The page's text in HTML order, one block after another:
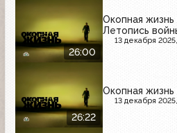
26:00
Окопная
Летопись
13 декабря
26:22
Окопная
13 декабря